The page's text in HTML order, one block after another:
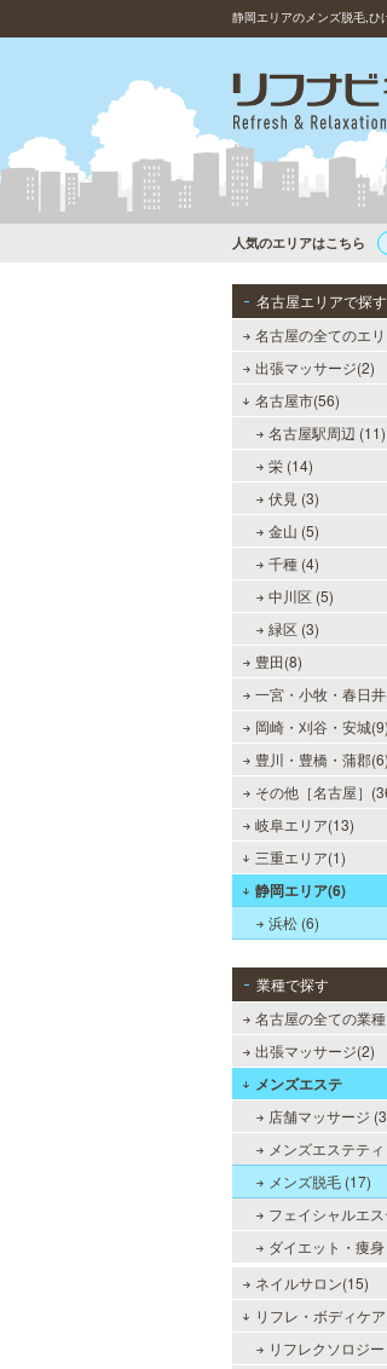
静岡エリアのメンズ脱毛,
人気のエリアはこちら
名古屋エリアで探す
名古屋の全てのエ
出張マッサージ(2)
名古屋市(56)
名古屋駅周辺 (11)
栄 (14)
伏見 (3)
金山 (5)
千種 (4)
中川区 (5)
緑区 (3)
豊田(8)
一宮・小牧・春日
岡崎・刈谷・安城(9)
豊川・豊橋・蒲郡(6)
その他［名古屋］
岐阜エリア(13)
三重エリア(1)
静岡エリア(6)
浜松 (6)
業種で探す
名古屋の全ての業種
出張マッサージ(2)
メンズエステ
店舗マッサージ
メンズエステテ
メンズ脱毛 (17)
フェイシャルエ
ダイエット・痩
ネイルサロン(15)
リフレ・ボディケア
リフレクソロジ